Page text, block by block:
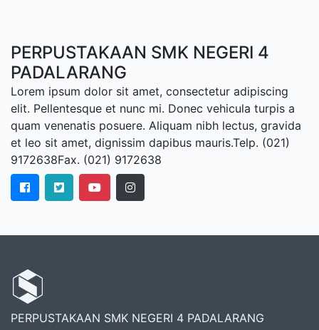
PERPUSTAKAAN SMK NEGERI 4
PADALARANG
Lorem ipsum dolor sit amet, consectetur adipiscing
elit. Pellentesque et nunc mi. Donec vehicula turpis a
quam venenatis posuere. Aliquam nibh lectus, gravida
et leo sit amet, dignissim dapibus mauris.Telp. (021)
9172638Fax. (021) 9172638
PERPUSTAKAAN SMK NEGERI 4 PADALARANG